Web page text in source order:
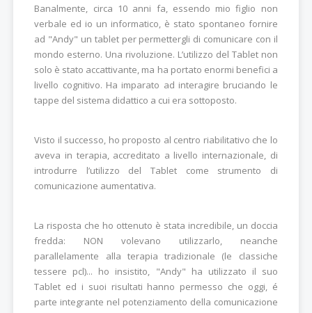
Banalmente, circa 10 anni fa, essendo mio figlio non
verbale ed io un informatico, è stato spontaneo fornire
ad "Andy" un tablet per permettergli di comunicare con il
mondo esterno. Una rivoluzione. L’utilizzo del Tablet non
solo è stato accattivante, ma ha portato enormi benefici a
livello cognitivo. Ha imparato ad interagire bruciando le
tappe del sistema didattico a cui era sottoposto.
Visto il successo, ho proposto al centro riabilitativo che lo
aveva in terapia, accreditato a livello internazionale, di
introdurre l’utilizzo del Tablet come strumento di
comunicazione aumentativa.
La risposta che ho ottenuto è stata incredibile, un doccia
fredda: NON volevano utilizzarlo, neanche
parallelamente alla terapia tradizionale (le classiche
tessere pcl)... ho insistito, "Andy" ha utilizzato il suo
Tablet ed i suoi risultati hanno permesso che oggi, é
parte integrante nel potenziamento della comunicazione